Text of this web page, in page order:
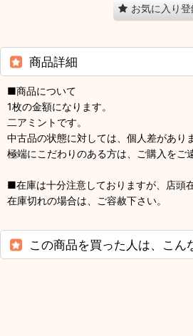
お気に入り登
商品詳細
■商品について
1枚の金額になります。
二アミントです。
中古品の状態に対しては、個人差があり
極端にこだわりのある方は、ご購入をご
■在庫は十分注意しておりますが、店頭
在庫切れの場合は、ご容赦下さい。
この商品を買った人は、こん